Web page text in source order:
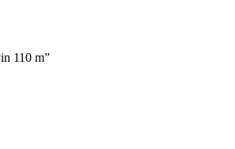
110 m”